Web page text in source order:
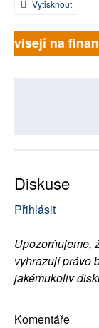
Vytisknout
na
Diskuse
Přihlásit
Upozorňujeme,
vyhrazují právo
jakémukoliv
Komentáře